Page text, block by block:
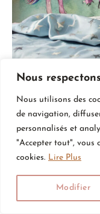
Nous
Nous utilisons des
de navigation,
personnalisés et
"Accepter tout", vous
cookies. Lire Plus
Modifier
Nuages pastel,
une fresque murale
Accentuez avec un
muraux de paillettes.
14.